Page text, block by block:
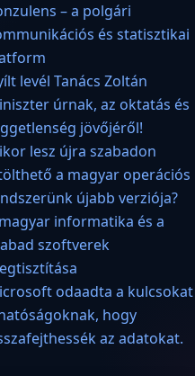
– a polgári
és statisztikai
levél Tanács Zoltán
úrnak, az oktatás és
jövőjéről!
lesz újra szabadon
a magyar operációs
újabb verziója?
informatika és a
szoftverek
odaadta a kulcsokat
hogy
az adatokat.